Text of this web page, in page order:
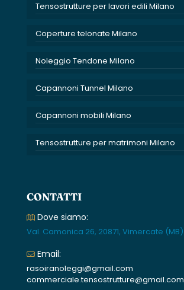
Tensostrutture per lavori edili Milano
Coperture telonate Milano
Noleggio Tendone Milano
Capannoni Tunnel Milano
Capannoni mobili Milano
Tensostrutture per matrimoni Milano
CONTATTI
Dove siamo:
Val. Camonica 26, 20871, Vimercate (MB)
Email:
rasoiranoleggi@gmail.com
commerciale.tensostrutture@gmail.com